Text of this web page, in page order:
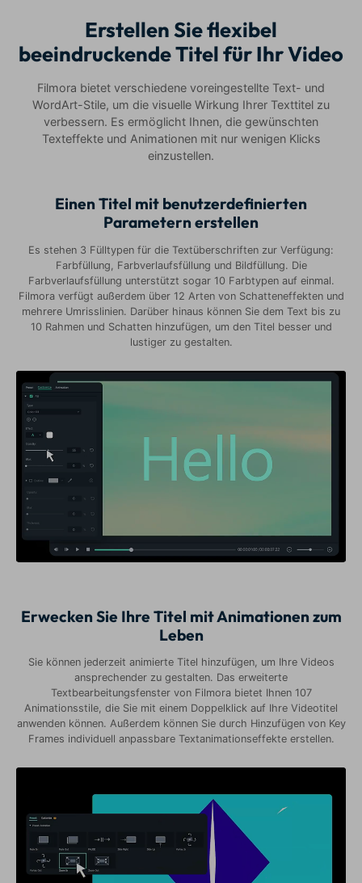
Erstellen Sie flexibel
beeindruckende Titel für Ihr Video
Filmora bietet verschiedene voreingestellte Text- und
WordArt-Stile, um die visuelle Wirkung Ihrer Texttitel zu
verbessern. Es ermöglicht Ihnen, die gewünschten
Texteffekte und Animationen mit nur wenigen Klicks
einzustellen.
Einen Titel mit benutzerdefinierten
Parametern erstellen
Es stehen 3 Fülltypen für die Textüberschriften zur Verfügung:
Farbfüllung, Farbverlaufsfüllung und Bildfüllung. Die
Farbverlaufsfüllung unterstützt sogar 10 Farbtypen auf einmal.
Filmora verfügt außerdem über 12 Arten von Schatteneffekten und
mehrere Umrisslinien. Darüber hinaus können Sie dem Text bis zu
10 Rahmen und Schatten hinzufügen, um den Titel besser und
lustiger zu gestalten.
Erwecken Sie Ihre Titel mit Animationen zum
Leben
Sie können jederzeit animierte Titel hinzufügen, um Ihre Videos
ansprechender zu gestalten. Das erweiterte
Textbearbeitungsfenster von Filmora bietet Ihnen 107
Animationsstile, die Sie mit einem Doppelklick auf Ihre Videotitel
anwenden können. Außerdem können Sie durch Hinzufügen von Key
Frames individuell anpassbare Textanimationseffekte erstellen.